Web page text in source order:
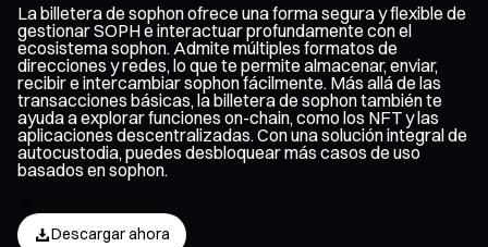
La billetera de sophon ofrece una forma segura y flexible de
gestionar SOPH e interactuar profundamente con el
ecosistema sophon. Admite múltiples formatos de
direcciones y redes, lo que te permite almacenar, enviar,
recibir e intercambiar sophon fácilmente. Más allá de las
transacciones básicas, la billetera de sophon también te
ayuda a explorar funciones on-chain, como los NFT y las
aplicaciones descentralizadas. Con una solución integral de
autocustodia, puedes desbloquear más casos de uso
basados en sophon.
Descargar ahora